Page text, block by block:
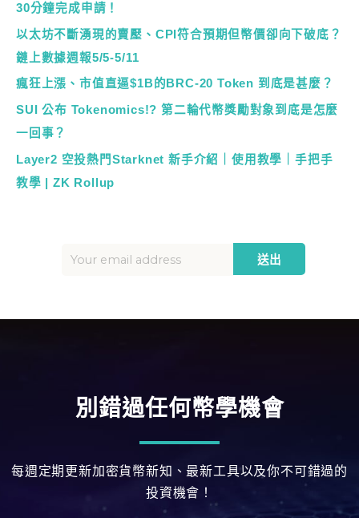
30分鐘完成申請！
以太坊不斷湧現的賣壓、CPI符合預期但幣價卻向下破底？
鏈上數據週報5/5-5/11
瘋狂上漲、市值直逼$1B的BRC-20 Token 到底是甚麼？
SUI 公布 Tokenomics!? 第二輪代幣獎勵對象到底是怎麼
一回事？
Layer2 空投熱門Starknet 新手介紹｜使用教學｜手把手
教學 | ZK Rollup
別錯過任何幣學機會
每週定期更新加密貨幣新知、最新工具以及你不可錯過的
投資機會！